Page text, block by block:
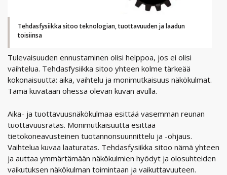
Tehdasfysiikka sitoo teknologian, tuottavuuden ja laadun
toisiinsa
Tulevaisuuden ennustaminen olisi helppoa, jos ei olisi
vaihtelua. Tehdasfysiikka sitoo yhteen kolme tärkeää
kokonaisuutta: aika, vaihtelu ja monimutkaisuus näkökulmat.
Tämä kuvataan ohessa olevan kuvan avulla.
Aika- ja tuottavuusnäkökulmaa esittää vasemman reunan
tuottavuusratas. Monimutkaisuutta esittää
tietokoneavusteinen tuotannonsuunnittelu ja -ohjaus.
Vaihtelua kuvaa laaturatas. Tehdasfysiikka sitoo nämä yhteen
ja auttaa ymmärtämään näkökulmien hyödyt ja olosuhteiden
vaikutuksen näkökulman toimintaan ja vaikuttavuuteen.